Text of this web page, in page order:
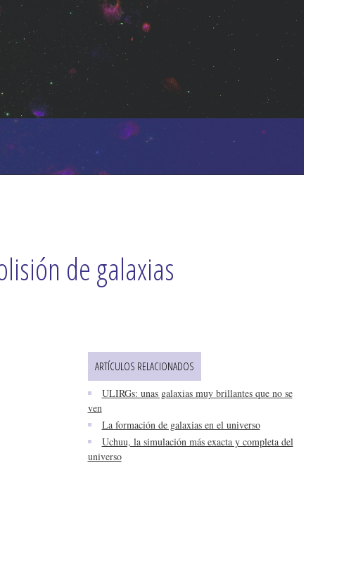
de galaxias
ARTÍCULOS RELACIONADOS
ULIRGs: unas galaxias muy brillantes que no se
ven
La formación de galaxias en el universo
Uchuu, la simulación más exacta y completa del
universo